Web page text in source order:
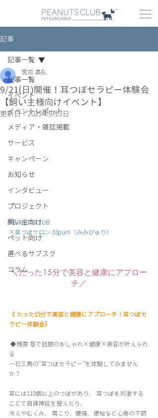
記事
記事一覧
イベント
イベントレポート
メディア・雑誌掲載
サービス
キャンペーン
お知らせ
インタビュー
プロジェクト
飼い主向け
ペット向け
選べるサブスク
コラム
記事一覧
9/21(日)開催！耳つぼセラピー体験会
【飼い主様向けイベント】
宮前 昌弘
更新日：2025年9月3日
PEANUTS CLUB
×耳つぼサロン 33purri（みみぴゅり）
＼たった15分で美容と健康にアプロー
チ／
《 たった15分で美容と健康にアプローチ！耳つぼセ
ラピー体験会》
る
一石三鳥の”耳つぼセラピー”を体験してみません
か？
耳には110個以上のつぼがあり、 耳つぼを刺激する
ことで自律神経を整えたり、
冷えやむくみ、 肩こり、腰痛、便秘など心身の不調